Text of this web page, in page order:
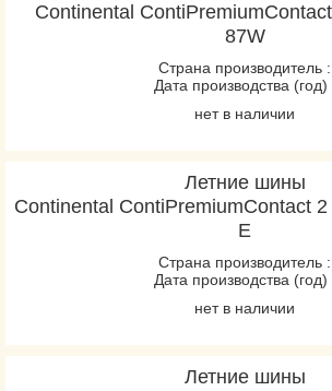
Continental
87W
Страна производитель :
Дата производства (год)
нет в наличии
Летние шины
Continental ContiPremiumContact
E
Страна производитель :
Дата производства (год)
нет в наличии
Летние шины